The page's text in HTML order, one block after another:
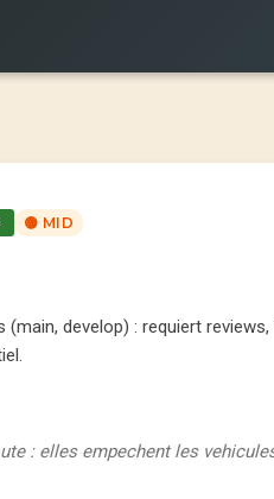
🟡 MID
develop) : requiert
: elles empechent les